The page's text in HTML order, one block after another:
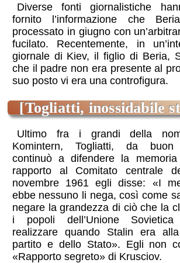
Diverse fonti giornalistiche
fornito l’informazione che
processato in giugno con
fucilato. Recentemente, in
giornale di Kiev, il figlio di Beria,
che il padre non era presente al
suo posto vi era una controfigura.
[Togliatti, inossidabile
Ultimo fra i grandi della
Komintern, Togliatti, da buon
continuò a difendere la
rapporto al Comitato centrale
novembre 1961 egli disse: «I
ebbe nessuno li nega, così come
negare la grandezza di ciò che la
i popoli dell’Unione
realizzare quando Stalin era
partito e dello Stato». Egli non
«Rapporto segreto» di Krusciov.